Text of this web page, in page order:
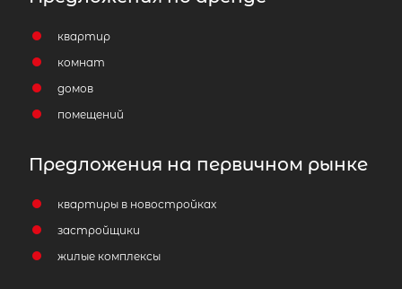
квартир
комнат
домов
помещений
Предложения на первичном рынке
квартиры в новостройках
застройщики
жилые комплексы